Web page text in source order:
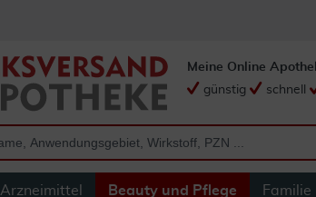
Meine Online
günstig
schnell
Arzneimittel Beauty und Pflege